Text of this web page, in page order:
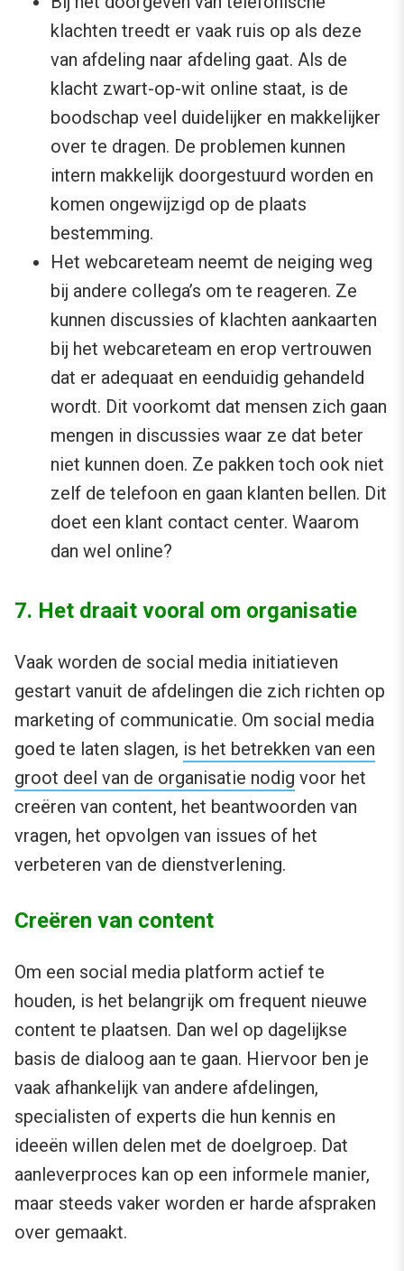
klachten treedt er vaak ruis op als deze
van afdeling naar afdeling gaat. Als de
klacht zwart-op-wit online staat, is de
boodschap veel duidelijker en makkelijker
over te dragen. De problemen kunnen
intern makkelijk doorgestuurd worden en
komen ongewijzigd op de plaats
bestemming.
Het webcareteam neemt de neiging weg
bij andere collega’s om te reageren. Ze
kunnen discussies of klachten aankaarten
bij het webcareteam en erop vertrouwen
dat er adequaat en eenduidig gehandeld
wordt. Dit voorkomt dat mensen zich gaan
mengen in discussies waar ze dat beter
niet kunnen doen. Ze pakken toch ook niet
zelf de telefoon en gaan klanten bellen. Dit
doet een klant contact center. Waarom
dan wel online?
7. Het draait vooral om organisatie
Vaak worden de social media initiatieven
gestart vanuit de afdelingen die zich richten op
marketing of communicatie. Om social media
goed te laten slagen, is het betrekken van een
groot deel van de organisatie nodig voor het
creëren van content, het beantwoorden van
vragen, het opvolgen van issues of het
verbeteren van de dienstverlening.
Creëren van content
Om een social media platform actief te
houden, is het belangrijk om frequent nieuwe
content te plaatsen. Dan wel op dagelijkse
basis de dialoog aan te gaan. Hiervoor ben je
vaak afhankelijk van andere afdelingen,
specialisten of experts die hun kennis en
ideeën willen delen met de doelgroep. Dat
aanleverproces kan op een informele manier,
maar steeds vaker worden er harde afspraken
over gemaakt.